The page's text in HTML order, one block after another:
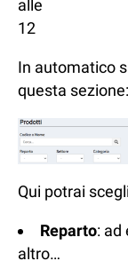
In automatico
questa sezione:
Qui potrai
Reparto: ad
altro…